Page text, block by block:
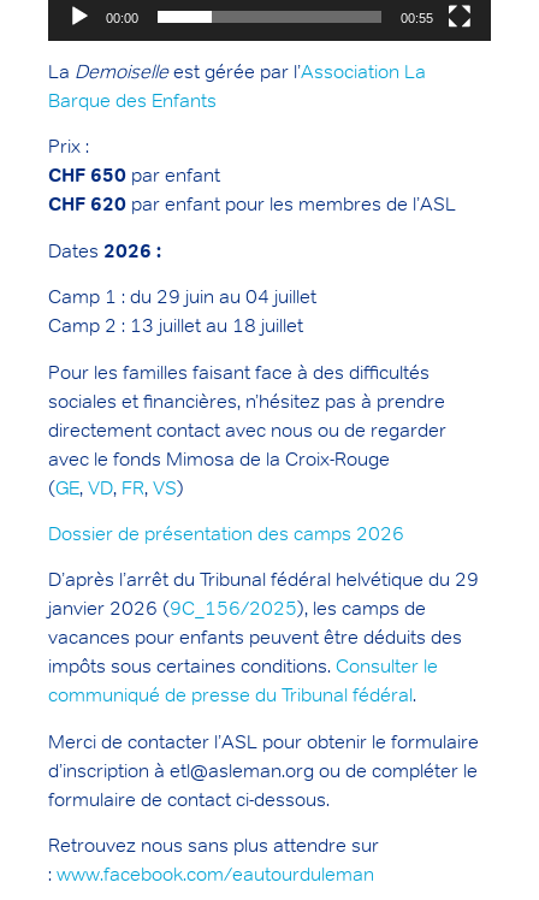
00:00 00:55
La Demoiselleest gérée par l’Association La
Barque des Enfants
Prix :
CHF 650 par enfant
CHF 620 par enfant pour les membres de l’ASL
Dates 2026 :
Camp 1 : du 29 juin au 04 juillet
Camp 2 : 13 juillet au 18 juillet
Pour les familles faisant face à des difficultés
sociales et financières, n’hésitez pas à prendre
directement contact avec nous ou de regarder
avec le fonds Mimosa de la Croix-Rouge
(GE, VD, FR, VS)
Dossier de présentation des camps 2026
D’après l’arrêt du Tribunal fédéral helvétique du 29
janvier 2026 (9C_156/2025), les camps de
vacances pour enfants peuvent être déduits des
impôts sous certaines conditions. Consulter le
communiqué de presse du Tribunal fédéral.
Merci de contacter l’ASL pour obtenir le formulaire
d’inscription à etl@asleman.org ou de compléter le
formulaire de contact ci-dessous.
Retrouvez nous sans plus attendre sur
: www.facebook.com/eautourduleman